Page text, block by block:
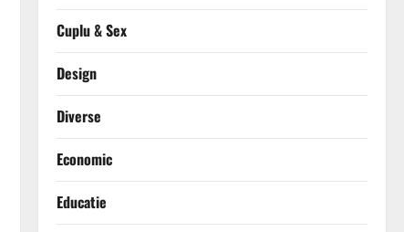
Cuplu & Sex
Design
Diverse
Economic
Educatie